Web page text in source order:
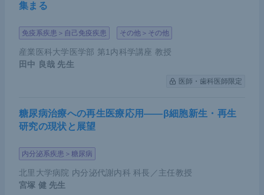
975、といった臨床試験が実施されている。
また、ネオアジュバントの化学放射線療法や化学療
法にIOを上乗せする第II相試験がアジアを中心に進
行中だ。さらにセカンドラインでは、ICI＋チロシン
キナーゼ阻害剤（TKI）の複合免疫療法について将
・臨床試験ATTRACTION-3やKEYNOTE-181の結果
により、ニボルマブとペムブロリズマブは食道がん
集まる
免疫系疾患＞自己免疫疾患 その他＞その他
産業医科大学医学部 第1内科学講座 教授
田中 良哉 先生
医師・歯科医師限定
糖尿病治療への再生医療応用――β細胞新生・再生
研究の現状と展望
内分泌系疾患＞糖尿病
北里大学病院 内分泌代謝内科 科長／主任教授
宮塚 健 先生